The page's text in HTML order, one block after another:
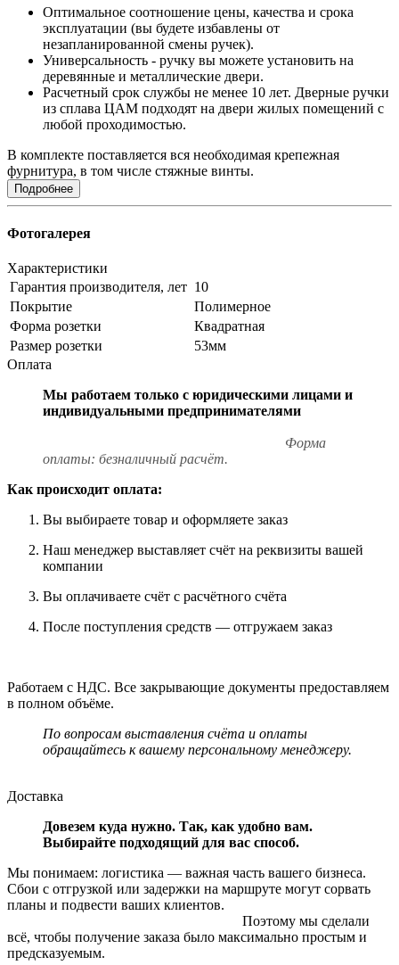
Оптимальное соотношение цены, качества и срока
эксплуатации (вы будете избавлены от
незапланированной смены ручек).
Универсальность - ручку вы можете установить на
деревянные и металлические двери.
Расчетный срок службы не менее 10 лет. Дверные ручки
из сплава ЦАМ подходят на двери жилых помещений с
любой проходимостью.
В комплекте поставляется вся необходимая крепежная
фурнитура, в том числе стяжные винты.
Подробнее
Фотогалерея
Характеристики
Гарантия производителя, лет 10
Покрытие
Полимерное
Форма розетки
Квадратная
Размер розетки
53мм
Оплата
Мы работаем только с юридическими лицами и
индивидуальными предпринимателями
Форма
оплаты: безналичный расчёт.
Как происходит оплата:
Вы выбираете товар и оформляете заказ
Наш менеджер выставляет счёт на реквизиты вашей
компании
Вы оплачиваете счёт с расчётного счёта
После поступления средств — отгружаем заказ
Работаем с НДС. Все закрывающие документы предоставляем
в полном объёме.
По вопросам выставления счёта и оплаты
обращайтесь к вашему персональному менеджеру.
Доставка
Довезем куда нужно. Так, как удобно вам.
Выбирайте подходящий для вас способ.
Мы понимаем: логистика — важная часть вашего бизнеса.
Сбои с отгрузкой или задержки на маршруте могут сорвать
планы и подвести ваших клиентов.
Поэтому мы сделали
всё, чтобы получение заказа было максимально простым и
предсказуемым.